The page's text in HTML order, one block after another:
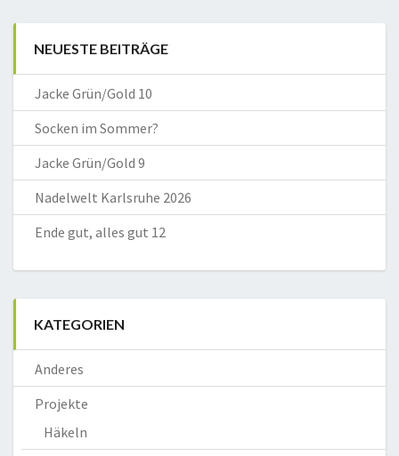
NEUESTE BEITRÄGE
Jacke Grün/Gold 10
Socken im Sommer?
Jacke Grün/Gold 9
Nadelwelt Karlsruhe 2026
Ende gut, alles gut 12
KATEGORIEN
Anderes
Projekte
Häkeln